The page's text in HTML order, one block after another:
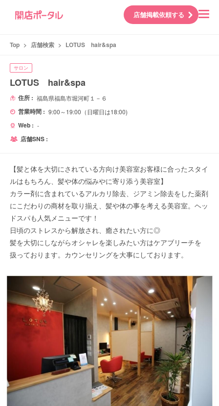
店舗掲載依頼する
Top > 店舗検索 > LOTUS hair&spa
サロン
LOTUS hair&spa
住所 : 福島県福島市堀河町１－６
営業時間 : 9:00～19:00（日曜日は18:00)
Web : -
店舗SNS :
【髪と体を大切にされている方向け美容室お客様に合ったスタイ
ルはもちろん、髪や体の悩みやに寄り添う美容室】
カラー剤に含まれているアルカリ除去、ジアミン除去をした薬剤
にこだわりの商材を取り揃え、髪や体の事を考える美容室。ヘッ
ドスパも人気メニューです！
日頃のストレスから解放され、癒されたい方に◎
髪を大切にしながらオシャレを楽しみたい方はケアブリーチを
扱っております。カウンセリングを大事にしております。